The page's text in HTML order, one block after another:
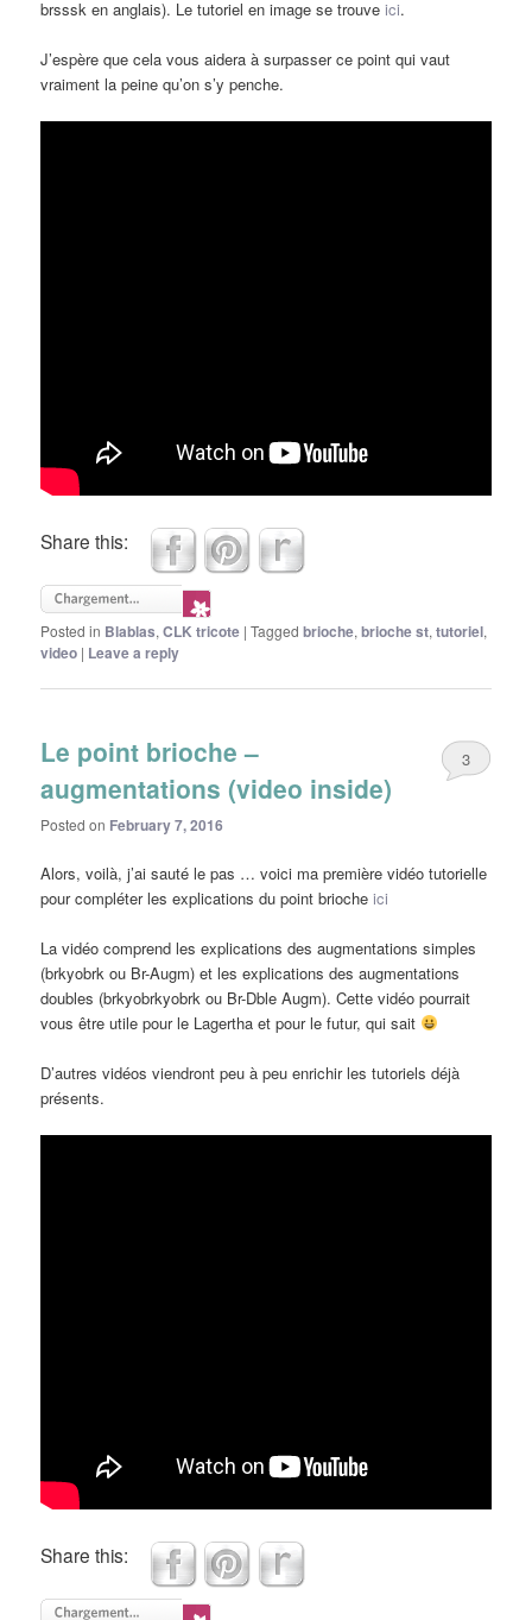
brsssk en anglais). Le tutoriel en image se trouveici.
J’espère que cela vous aidera à surpasser ce point qui vaut
vraiment la peine qu’on s’y penche.
Share this:
Posted in Blablas,CLK tricote |Tagged brioche,brioche st,tutoriel,
video | Leave a reply
Le point brioche –
augmentations (video inside)
Posted on February 7, 2016
3
Alors, voilà, j’ai sauté le pas … voici ma première vidéo tutorielle
pour compléter les explications du point briocheici
La vidéo comprend les explications des augmentations simples
(brkyobrk ou Br-Augm) et les explications des augmentations
doubles (brkyobrkyobrk ou Br-Dble Augm). Cette vidéo pourrait
vous être utile pour le Lagertha et pour le futur, qui sait
D’autres vidéos viendront peu à peu enrichir les tutoriels déjà
présents.
Share this: